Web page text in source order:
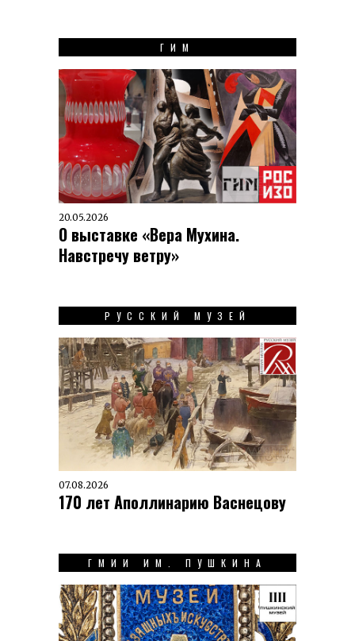
ГИМ
20.05.2026
О выставке «Вера Мухина.
Навстречу ветру»
РУССКИЙ МУЗЕЙ
07.08.2026
170 лет Аполлинарию Васнецову
ГМИИ ИМ. ПУШКИНА